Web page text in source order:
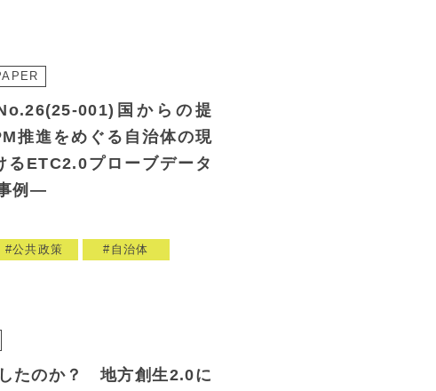
001)国からの提
推進をめぐる自治体の現
ETC2.0プローブデータ
例―
公共政策 自治体
たのか？ 地方創生2.0に